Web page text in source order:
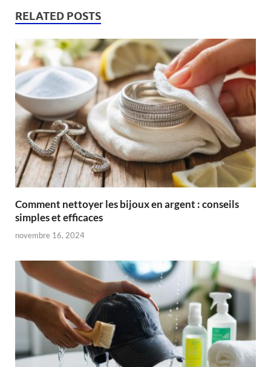
RELATED POSTS
Comment nettoyer les bijoux en argent : conseils
simples et efficaces
novembre 16, 2024